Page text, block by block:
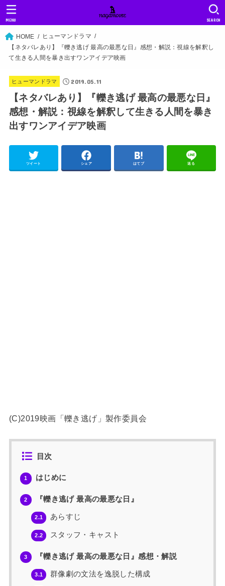
SEARCH
MENU
HOME
ヒューマンドラマ
【ネタバレあり】『轢き逃げ 最高の最悪な日』感想・解説：視線を解釈し
て生きる人間を暴き出すワンアイデア映画
ヒューマンドラマ 2019.05.11
【ネタバレあり】『轢き逃げ 最高の最悪な日』
感想・解説：視線を解釈して生きる人間を暴き
出すワンアイデア映画
ツイート シェア はてブ 送る
(C)2019映画「轢き逃げ」製作委員会
目次
1 はじめに
2 『轢き逃げ 最高の最悪な日』
2.1 あらすじ
2.2 スタッフ・キャスト
3 『轢き逃げ 最高の最悪な日』感想・解説
3.1 群像劇の文法を逸脱した構成